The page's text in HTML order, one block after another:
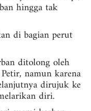
hingga tak
di bagian perut
ditolong oleh
namun karena
dirujuk ke
diri.